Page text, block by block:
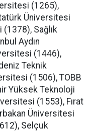
(1265),
Üniversitesi
Sağlık
Aydın
(1446),
Teknik
(1506), TOBB
Yüksek Teknoloji
(1553), Fırat
Üniversitesi
Selçuk